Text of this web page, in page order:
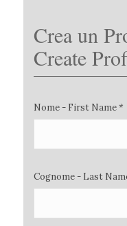
Crea un
Create
Nome - First Name *
Cognome - Last